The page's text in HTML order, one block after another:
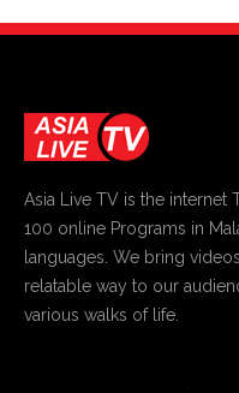
Asia Live TV is the internet
100 online Programs in
languages. We bring
relatable way to our
various walks of life.